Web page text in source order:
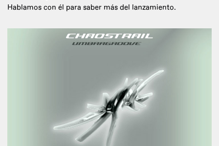
Hablamos con él para saber más del lanzamiento.